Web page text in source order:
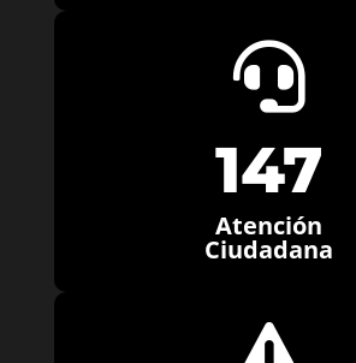

147
Atención
Ciudadana